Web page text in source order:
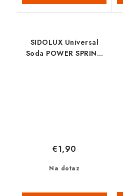
SIDOLUX Universal
Soda POWER SPRING
Na dotaz
€1,90